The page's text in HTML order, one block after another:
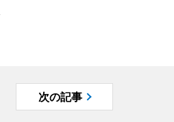
次の記事